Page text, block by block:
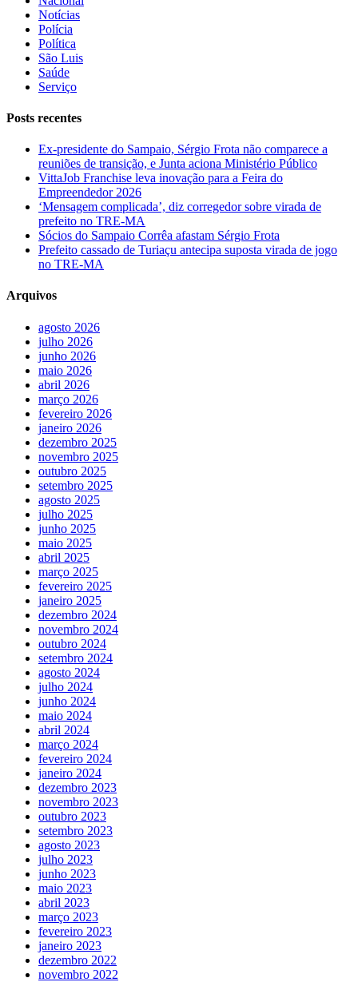
Notícias
Polícia
Política
São Luis
Saúde
Serviço
Posts recentes
Ex-presidente do Sampaio, Sérgio Frota não comparece a
reuniões de transição, e Junta aciona Ministério Público
VittaJob Franchise leva inovação para a Feira do
Empreendedor 2026
‘Mensagem complicada’, diz corregedor sobre virada de
prefeito no TRE-MA
Sócios do Sampaio Corrêa afastam Sérgio Frota
Prefeito cassado de Turiaçu antecipa suposta virada de jogo
no TRE-MA
Arquivos
agosto 2026
julho 2026
junho 2026
maio 2026
abril 2026
março 2026
fevereiro 2026
janeiro 2026
dezembro 2025
novembro 2025
outubro 2025
setembro 2025
agosto 2025
julho 2025
junho 2025
maio 2025
abril 2025
março 2025
fevereiro 2025
janeiro 2025
dezembro 2024
novembro 2024
outubro 2024
setembro 2024
agosto 2024
julho 2024
junho 2024
maio 2024
abril 2024
março 2024
fevereiro 2024
janeiro 2024
dezembro 2023
novembro 2023
outubro 2023
setembro 2023
agosto 2023
julho 2023
junho 2023
maio 2023
abril 2023
março 2023
fevereiro 2023
janeiro 2023
dezembro 2022
novembro 2022